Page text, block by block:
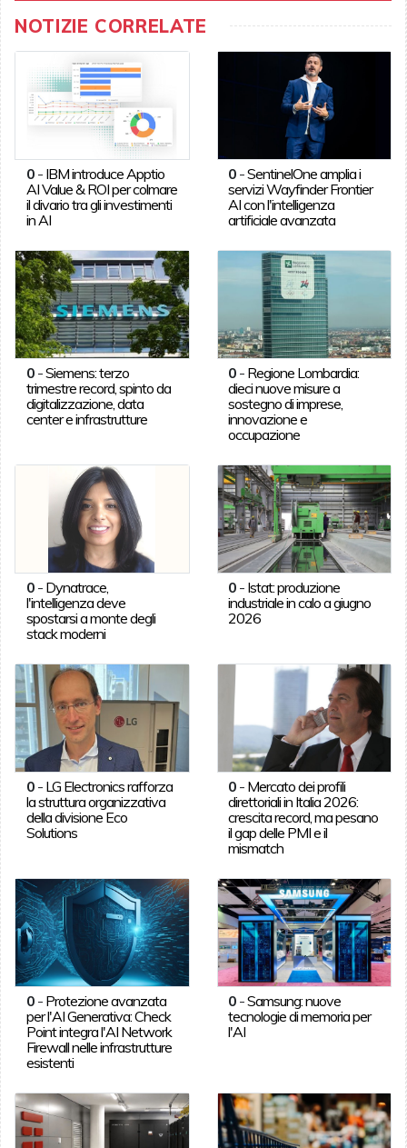
NOTIZIE CORRELATE
0- IBM introduce Apptio
AI Value & ROI per colmare
il divario tra gli investimenti
in AI
0 -SentinelOne amplia i
servizi Wayfinder Frontier
AI con l'intelligenza
artificiale avanzata
0-Siemens: terzo
trimestre record, spinto da
digitalizzazione, data
center e infrastrutture
0 - Regione Lombardia:
dieci nuove misure a
sostegno di imprese,
innovazione e
occupazione
0- Dynatrace,
l'intelligenza deve
spostarsi a monte degli
stack moderni
0 - Istat: produzione
industriale in calo a giugno
2026
0- LG Electronics rafforza
la struttura organizzativa
della divisione Eco
Solutions
0 - Mercato dei profili
direttoriali in Italia 2026:
crescita record, ma pesano
il gap delle PMI e il
mismatch
0- Protezione avanzata
per l'AI Generativa: Check
Point integra l'AI Network
Firewall nelle infrastrutture
esistenti
0 -Samsung: nuove
tecnologie di memoria per
l'AI